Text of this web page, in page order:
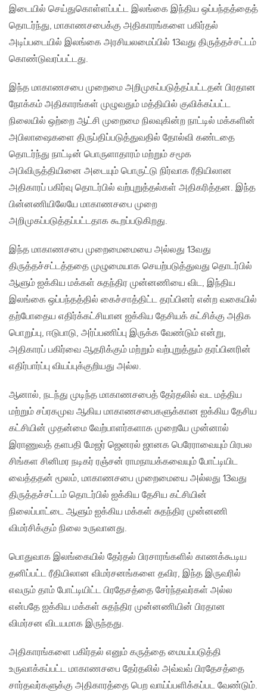
இடையில் செய்துகொள்ளப்பட்ட இலங்கை இந்திய ஒப்பந்தத்தைத்
தொடர்ந்து‚ மாகாணசபைக்கு அதிகாரங்களை பகிர்தல்
அடிப்படையில் இலங்கை அரசியலமைப்பில் 13வது திருத்தச்சட்டம்
கொண்டுவரப்பட்டது.
இந்த மாகாணசபை முறைமை அறிமுகப்படுத்தப்பட்டதன் பிரதான
நோக்கம் அதிகாரங்கள் முழுவதும் மத்தியில் குவிக்கப்பட்ட
நிலையில் ஒற்றை ஆட்சி முறைமை நிலவுகின்ற நாட்டில் மக்களின்
அபிலாஷைகளை திருப்திப்படுத்துவதில் தோல்வி கண்டதை
தொடர்ந்து நாட்டின் பொருளாதாரம் மற்றும் சமூக
அபிவிருத்தியினை அடையும் பொருட்டு நிர்வாக ரீதியிலான
அதிகாரப் பகிர்வு தொடர்பில் வற்புறுத்தல்கள் அதிகரித்தன. இந்த
பின்னணியிலேயே மாகாணசபை முறை
அறிமுகப்படுத்தப்பட்டதாக கூறப்படுகிறது.
இந்த மாகாணசபை முறைமைமையை அல்லது 13வது
திருத்தச்சட்டத்ததை முழுமையாக செயற்படுத்துவது தொடர்பில்
ஆளும் ஐக்கிய மக்கள் சுதந்திர முன்னணியை விட‚ இந்திய
இலங்கை ஒப்பந்தத்தில் கைச்சாத்திட்ட தரப்பினர் என்ற வகையில்
தற்போதைய எதிர்க்கட்சியான ஐக்கிய தேசியக் கட்சிக்கு அதிக
பொறுப்பு‚ ஈடுபாடு‚ அர்ப்பணிப்பு இருக்க வேண்டும் என்று‚
அதிகாரப் பகிர்வை ஆதரிக்கும் மற்றும் வற்புறுத்தும் தரப்பினரின்
எதிர்பார்ப்பு வியப்புக்குறியது அல்ல.
ஆனால்‚ நடந்து முடிந்த மாகாணசபைத் தேர்தலில் வட மத்திய
மற்றும் சப்ரகமுவ ஆகிய மாகாணசபைகளுக்கான ஐக்கிய தேசிய
கட்சியின் முதன்மை வேற்பாளர்களாக முறையே முன்னால்
இராணுவத் தளபதி மேஜர் ஜெனரல் ஜானக பெரேராவையும் பிரபல
சிங்கள சினிமர நடிகர் ரஞ்சன் ராமநாயக்கவையும் போட்டியிட
வைத்ததன் மூலம்‚ மாகாணசபை முறைமையை அல்லது 13வது
திருத்தச்சட்டம் தொடர்பில் ஐக்கிய தேசிய கட்சியின்
நிலைப்பாட்டை ஆளும் ஐக்கிய மக்கள் சுதந்திர முன்னணி
விமர்சிக்கும் நிலை உருவானது.
பொதுவாக இலங்கையில் தேர்தல் பிரசாரங்களில் காணக்கூடிய
தனிப்பட்ட ரீதியிலான விமர்சனங்களை தவிர‚ இந்த இருவரில்
எவரும் தாம் போட்டியிட்ட பிரதேசத்தை சேர்ந்தவர்கள் அல்ல
என்பதே ஐக்கிய மக்கள் சுதந்திர முன்னணியின் பிரதான
விமர்சன விடயமாக இருந்தது.
அதிகாரங்களை பகிர்தல் எனும் கருத்தை மையப்படுத்தி
உருவாக்கப்பட்ட மாகாணசபை தேர்தலில் அவ்வவ் பிரதேசத்தை
சார்தவர்களுக்கு அதிகாரத்தை பெற வாய்ப்பளிக்கப்பட வேண்டும்.